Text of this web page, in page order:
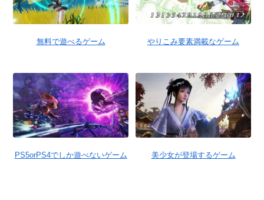
無料で遊べるゲーム やりこみ要素満載なゲーム
PS5orPS4でしか遊べないゲーム 美少女が登場するゲーム